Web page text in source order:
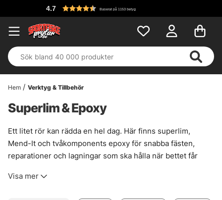
Baserat på 1153 betyg
Hem Verktyg & Tillbehör
Superlim & Epoxy
Ett litet rör kan rädda en hel dag. Här finns superlim,
Mend-It och tvåkomponents epoxy för snabba fästen,
reparationer och lagningar som ska hålla när bettet får
säkras eller ett mjukbete fått ett jack som annars bara
Visa mer